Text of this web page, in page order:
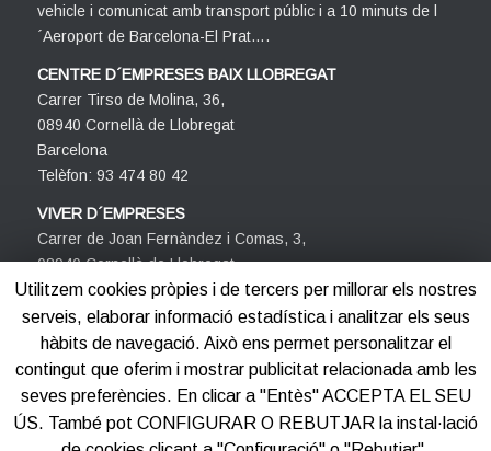
vehicle i comunicat amb transport públic i a 10 minuts de l
´Aeroport de Barcelona-El Prat….
CENTRE D´EMPRESES BAIX LLOBREGAT
Carrer Tirso de Molina, 36,
08940 Cornellà de Llobregat
Barcelona
Telèfon: 93 474 80 42
VIVER D´EMPRESES
Carrer de Joan Fernàndez i Comas, 3,
08940 Cornellà de Llobregat
Barcelona
Telèfon: 93 474 80 42
Utilitzem cookies pròpies i de tercers per millorar els nostres
serveis, elaborar informació estadística i analitzar els seus
hàbits de navegació. Això ens permet personalitzar el
contingut que oferim i mostrar publicitat relacionada amb les
seves preferències. En clicar a "Entès" ACCEPTA EL SEU
ÚS. També pot CONFIGURAR O REBUTJAR la instal·lació